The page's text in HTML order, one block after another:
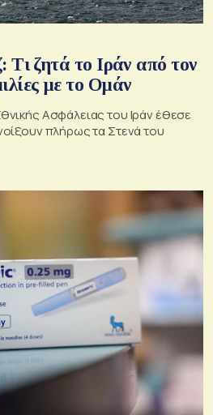
Τι ζητά το Ιράν από τον
με το Ομάν
Ασφάλειας του Ιράν έθεσε
πλήρως τα Στενά του